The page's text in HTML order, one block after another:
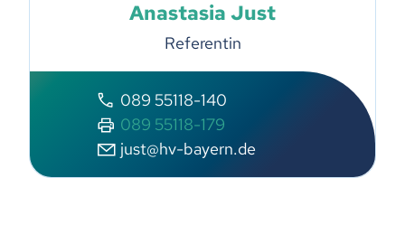
Anastasia Just
Referentin
089 55118-140
089 55118-179
just@hv-bayern.de